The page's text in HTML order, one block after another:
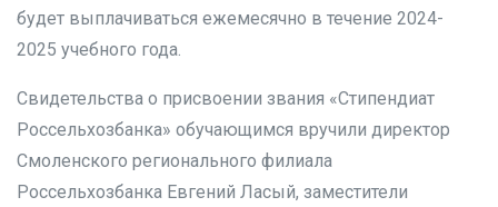
будет выплачиваться ежемесячно в течение 2024-
2025 учебного года.
Свидетельства о присвоении звания «Стипендиат
Россельхозбанка» обучающимся вручили директор
Смоленского регионального филиала
Россельхозбанка Евгений Ласый, заместители